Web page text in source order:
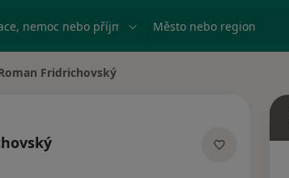
nemoc nebo příjmení Město nebo region
městaFridrichovský